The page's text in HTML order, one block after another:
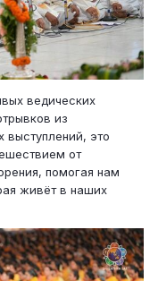
ведических
из
это
от
помогая нам
живёт в наших